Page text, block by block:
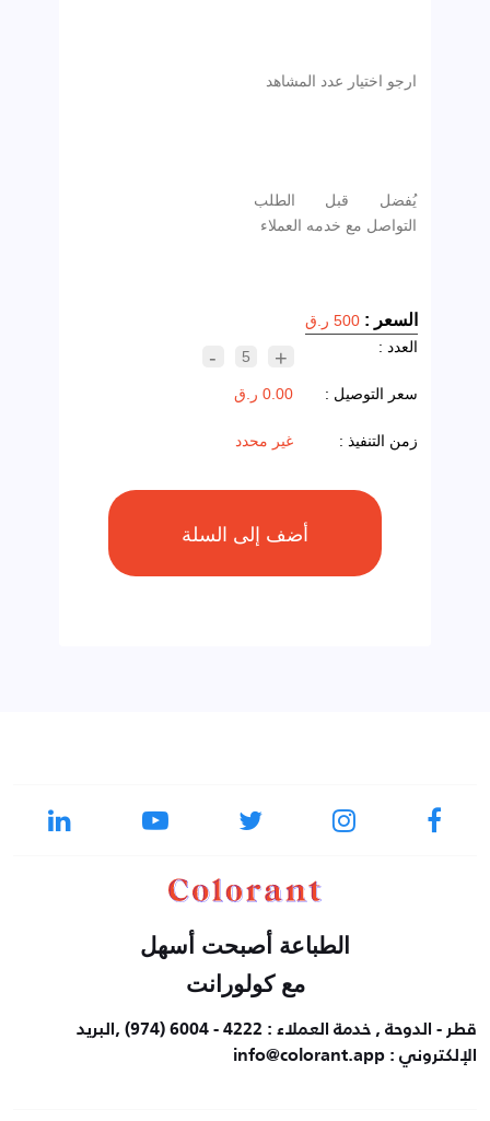
ارجو اختيار عدد المشاهد
يُفضل قبل الطلب
التواصل مع خدمه العملاء
السعر :500 ر.ق
العدد :
+
5
-
سعر التوصيل : 0.00 ر.ق
زمن التنفيذ : غير محدد
الطباعة أصبحت أسهل
مع كولورانت
قطر - الدوحة , خدمة العملاء : 4222 - 6004 (974) ,البريد
الإلكتروني : info@colorant.app